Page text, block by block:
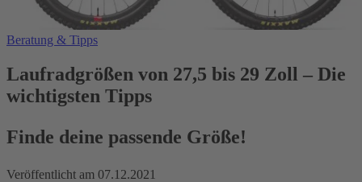
Beratung & Tipps
Laufradgrößen von 27,5 bis 29 Zoll – Die
wichtigsten Tipps
Finde deine passende Größe!
Veröffentlicht am 07.12.2021